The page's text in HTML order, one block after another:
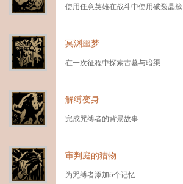
使用任意英雄在战斗中使用破裂晶簇
冥渊噩梦
在一次征程中探索古墓与暗渠
解缚变身
完成咒缚者的背景故事
审判庭的猎物
为咒缚者添加5个记忆